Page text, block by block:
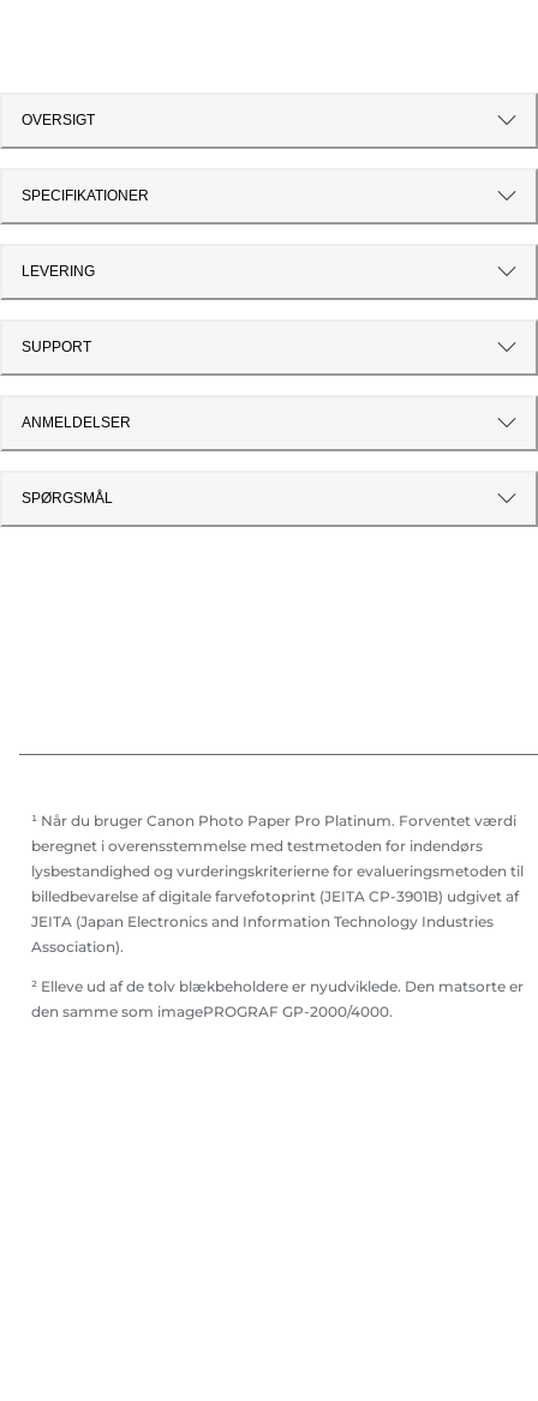
OVERSIGT
SPECIFIKATIONER
LEVERING
SUPPORT
ANMELDELSER
SPØRGSMÅL
¹ Når du bruger Canon Photo Paper Pro Platinum. Forventet værdi
beregnet i overensstemmelse med testmetoden for indendørs
lysbestandighed og vurderingskriterierne for evalueringsmetoden til
billedbevarelse af digitale farvefotoprint (JEITA CP-3901B) udgivet af
JEITA (Japan Electronics and Information Technology Industries
Association).
² Elleve ud af de tolv blækbeholdere er nyudviklede. Den matsorte er
den samme som imagePROGRAF GP-2000/4000.